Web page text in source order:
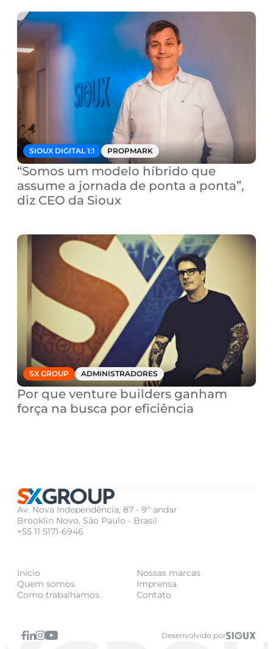
SIOUX DIGITAL 1:1 PROPMARK
“Somos um modelo híbrido que
assume a jornada de ponta a ponta”,
diz CEO da Sioux
SX GROUP ADMINISTRADORES
Por que venture builders ganham
força na busca por eficiência
Av. Nova Independência, 87 - 9º andar
Brooklin Novo, São Paulo - Brasil
+55 11 5171-6946
Início
Quem somos
Como trabalhamos
Nossas marcas
Imprensa
Contato
Desenvolvido por